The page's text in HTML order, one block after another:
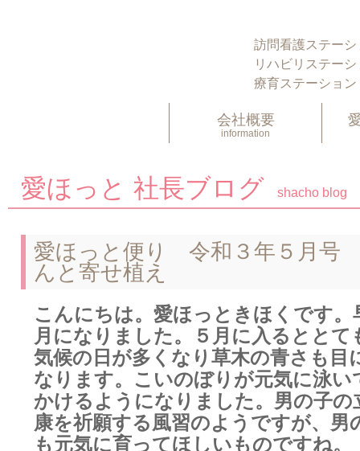
訪問看護ステー
リハビリステー
療育ステーション
会社概要
information
愛ほっと 社長ブログ shacho blog
愛ほっと便り 令和３年５月号
んと寄せ植え
こんにちは。愛ほっときほくです。
月になりました。５月に入るととて
気候の日が多くなり草木の青さも目
なります。こいのぼりが元気に泳い
かけるようになりました。男の子の
康を祈願する風習のようですが、男
も元気に育ってほしいものですね。